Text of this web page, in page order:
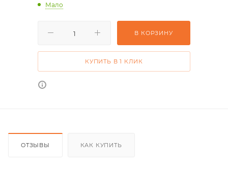
Мало
В КОРЗИНУ
КУПИТЬ В 1 КЛИК
ОТЗЫВЫ КАК КУПИТЬ